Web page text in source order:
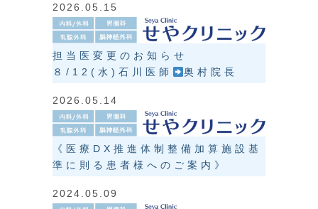
2026.05.15
担当医変更のお知らせ
８/12(水)石川医師
奥村院長
2026.05.14
《医療DX推進体制整備加算施設基
準に則る患者様へのご案内》
2024.05.09